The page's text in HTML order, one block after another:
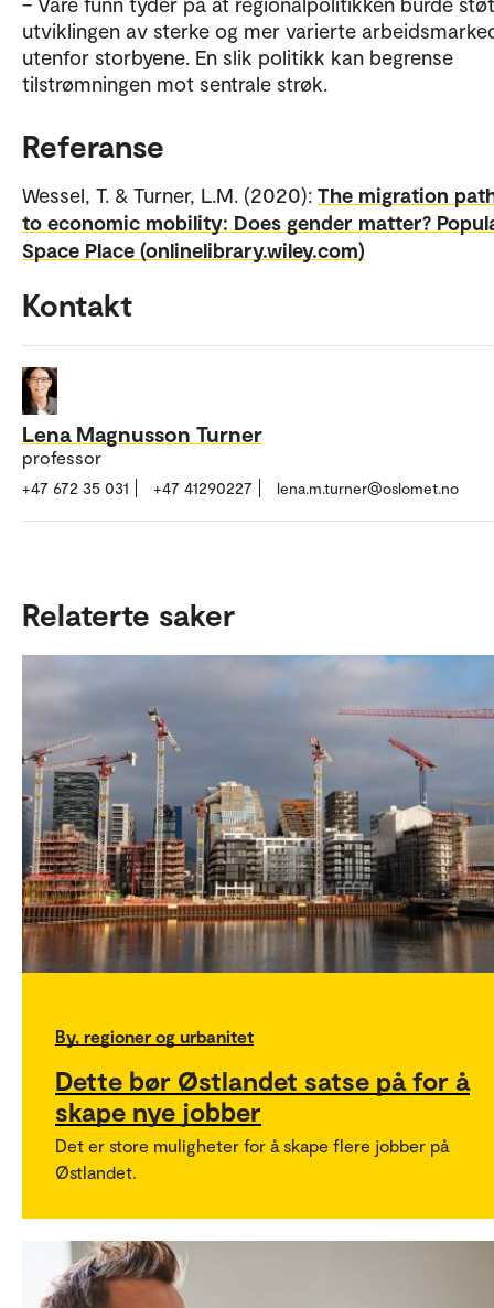
utviklingen av sterke og mer varierte
utenfor storbyene. En slik politikk kan begrense
tilstrømningen mot sentrale strøk.
Referanse
Wessel, T. & Turner, L.M. (2020): The migration
to economic mobility: Does gender matter?
Space Place (onlinelibrary.wiley.com)
Kontakt
Lena Magnusson Turner
professor
+47 672 35 031 +47 41290227 lena.m.turner@oslomet.no
Relaterte saker
By, regioner og urbanitet
Dette bør Østlandet satse på for å
skape nye jobber
Det er store muligheter for å skape flere jobber på
Østlandet.